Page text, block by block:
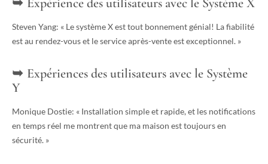
Expérience des utilisateurs avec le Système X
Steven Yang: « Le système X est tout bonnement génial! La fiabilité
est au rendez-vous et le service après-vente est exceptionnel. »
Expériences des utilisateurs avec le Système
Y
Monique Dostie: « Installation simple et rapide, et les notifications
en temps réel me montrent que ma maison est toujours en
sécurité. »